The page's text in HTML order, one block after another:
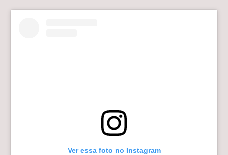
Ver essa foto no Instagram